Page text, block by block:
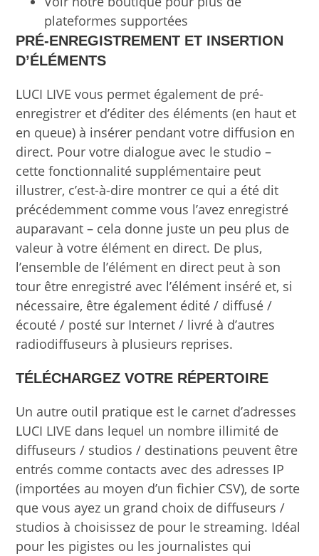
plateformes supportées
PRÉ-ENREGISTREMENT ET INSERTION
D’ÉLÉMENTS
LUCI LIVE vous permet également de pré-
enregistrer et d’éditer des éléments (en haut et
en queue) à insérer pendant votre diffusion en
direct. Pour votre dialogue avec le studio –
cette fonctionnalité supplémentaire peut
illustrer, c’est-à-dire montrer ce qui a été dit
précédemment comme vous l’avez enregistré
auparavant – cela donne juste un peu plus de
valeur à votre élément en direct. De plus,
l’ensemble de l’élément en direct peut à son
tour être enregistré avec l’élément inséré et, si
nécessaire, être également édité / diffusé /
écouté / posté sur Internet / livré à d’autres
radiodiffuseurs à plusieurs reprises.
TÉLÉCHARGEZ VOTRE RÉPERTOIRE
Un autre outil pratique est le carnet d’adresses
LUCI LIVE dans lequel un nombre illimité de
diffuseurs / studios / destinations peuvent être
entrés comme contacts avec des adresses IP
(importées au moyen d’un fichier CSV), de sorte
que vous ayez un grand choix de diffuseurs /
studios à choisissez de pour le streaming. Idéal
pour les pigistes ou les journalistes qui